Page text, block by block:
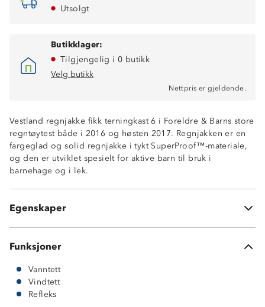
Utsolgt
Butikklager:
Tilgjengelig i 0 butikk
Velg butikk
Nettpris er gjeldende.
Vestland regnjakke fikk terningkast 6 i Foreldre & Barns store
regntøytest både i 2016 og høsten 2017. Regnjakken er en
fargeglad og solid regnjakke i tykt SuperProof™-materiale,
og den er utviklet spesielt for aktive barn til bruk i
barnehage og i lek.
Egenskaper
Vanntett (30 000 mm vannsøyle)
Høy rive- og slitestyrke
Stormklaff
Avtagbar hette for økt sikkerhet
Refleksbånd
Jakken har ingen lommer
Funksjoner
Vanntett
Vindtett
Refleks